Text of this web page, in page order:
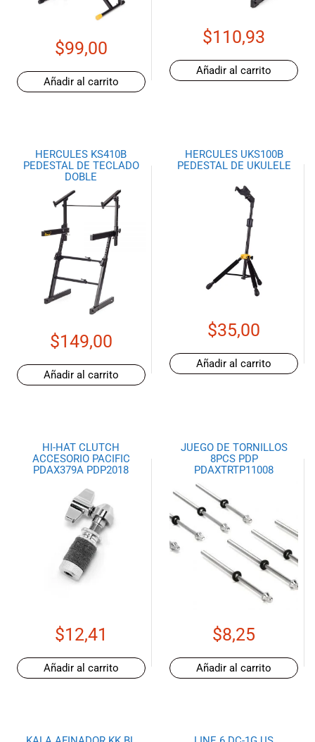
$99,00
Añadir al carrito
$110,93
Añadir al carrito
HERCULES KS410B
PEDESTAL DE TECLADO
DOBLE
$149,00
Añadir al carrito
HERCULES UKS100B
PEDESTAL DE UKULELE
$35,00
Añadir al carrito
HI-HAT CLUTCH
ACCESORIO PACIFIC
PDAX379A PDP2018
$12,41
Añadir al carrito
JUEGO DE TORNILLOS
8PCS PDP
PDAXTRTP11008
$8,25
Añadir al carrito